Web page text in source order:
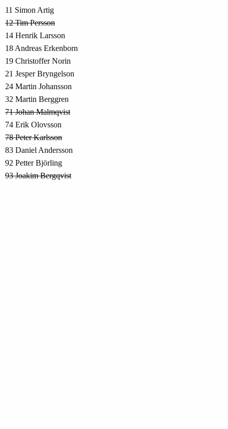
11 Simon Artig
12 Tim Persson
14 Henrik Larsson
18 Andreas Erkenborn
19 Christoffer Norin
21 Jesper Bryngelson
24 Martin Johansson
32 Martin Berggren
71 Johan Malmqvist
74 Erik Olovsson
78 Peter Karlsson
83 Daniel Andersson
92 Petter Björling
93 Joakim Bergqvist